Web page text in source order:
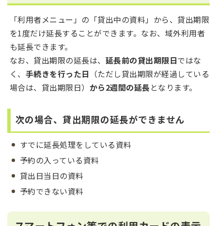
「利用者メニュー」の「貸出中の資料」から、貸出期限
を1度だけ延長することができます。なお、域外利用者
も延長できます。
なお、貸出期限の延長は、 延長前の貸出期限日ではな
く、 手続きを行った日 （ただし貸出期限が経過している
場合は、貸出期限日） から2週間の延長 となります。
次の場合、貸出期限の延長ができません
すでに延長処理をしている資料
予約の入っている資料
貸出日当日の資料
予約できない資料